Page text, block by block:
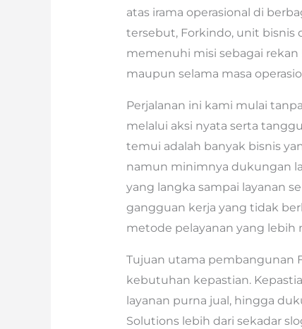
atas irama operasional di
tersebut, Forkindo, unit bisnis
memenuhi misi sebagai
maupun selama masa
Perjalanan ini kami mulai
melalui aksi nyata serta
temui adalah banyak bisnis
namun minimnya dukungan
yang langka sampai layanan
gangguan kerja yang tidak
metode pelayanan yang lebih
Tujuan utama pembangunan
kebutuhan kepastian.
layanan purna jual, hingga
Solutions lebih dari sekadar